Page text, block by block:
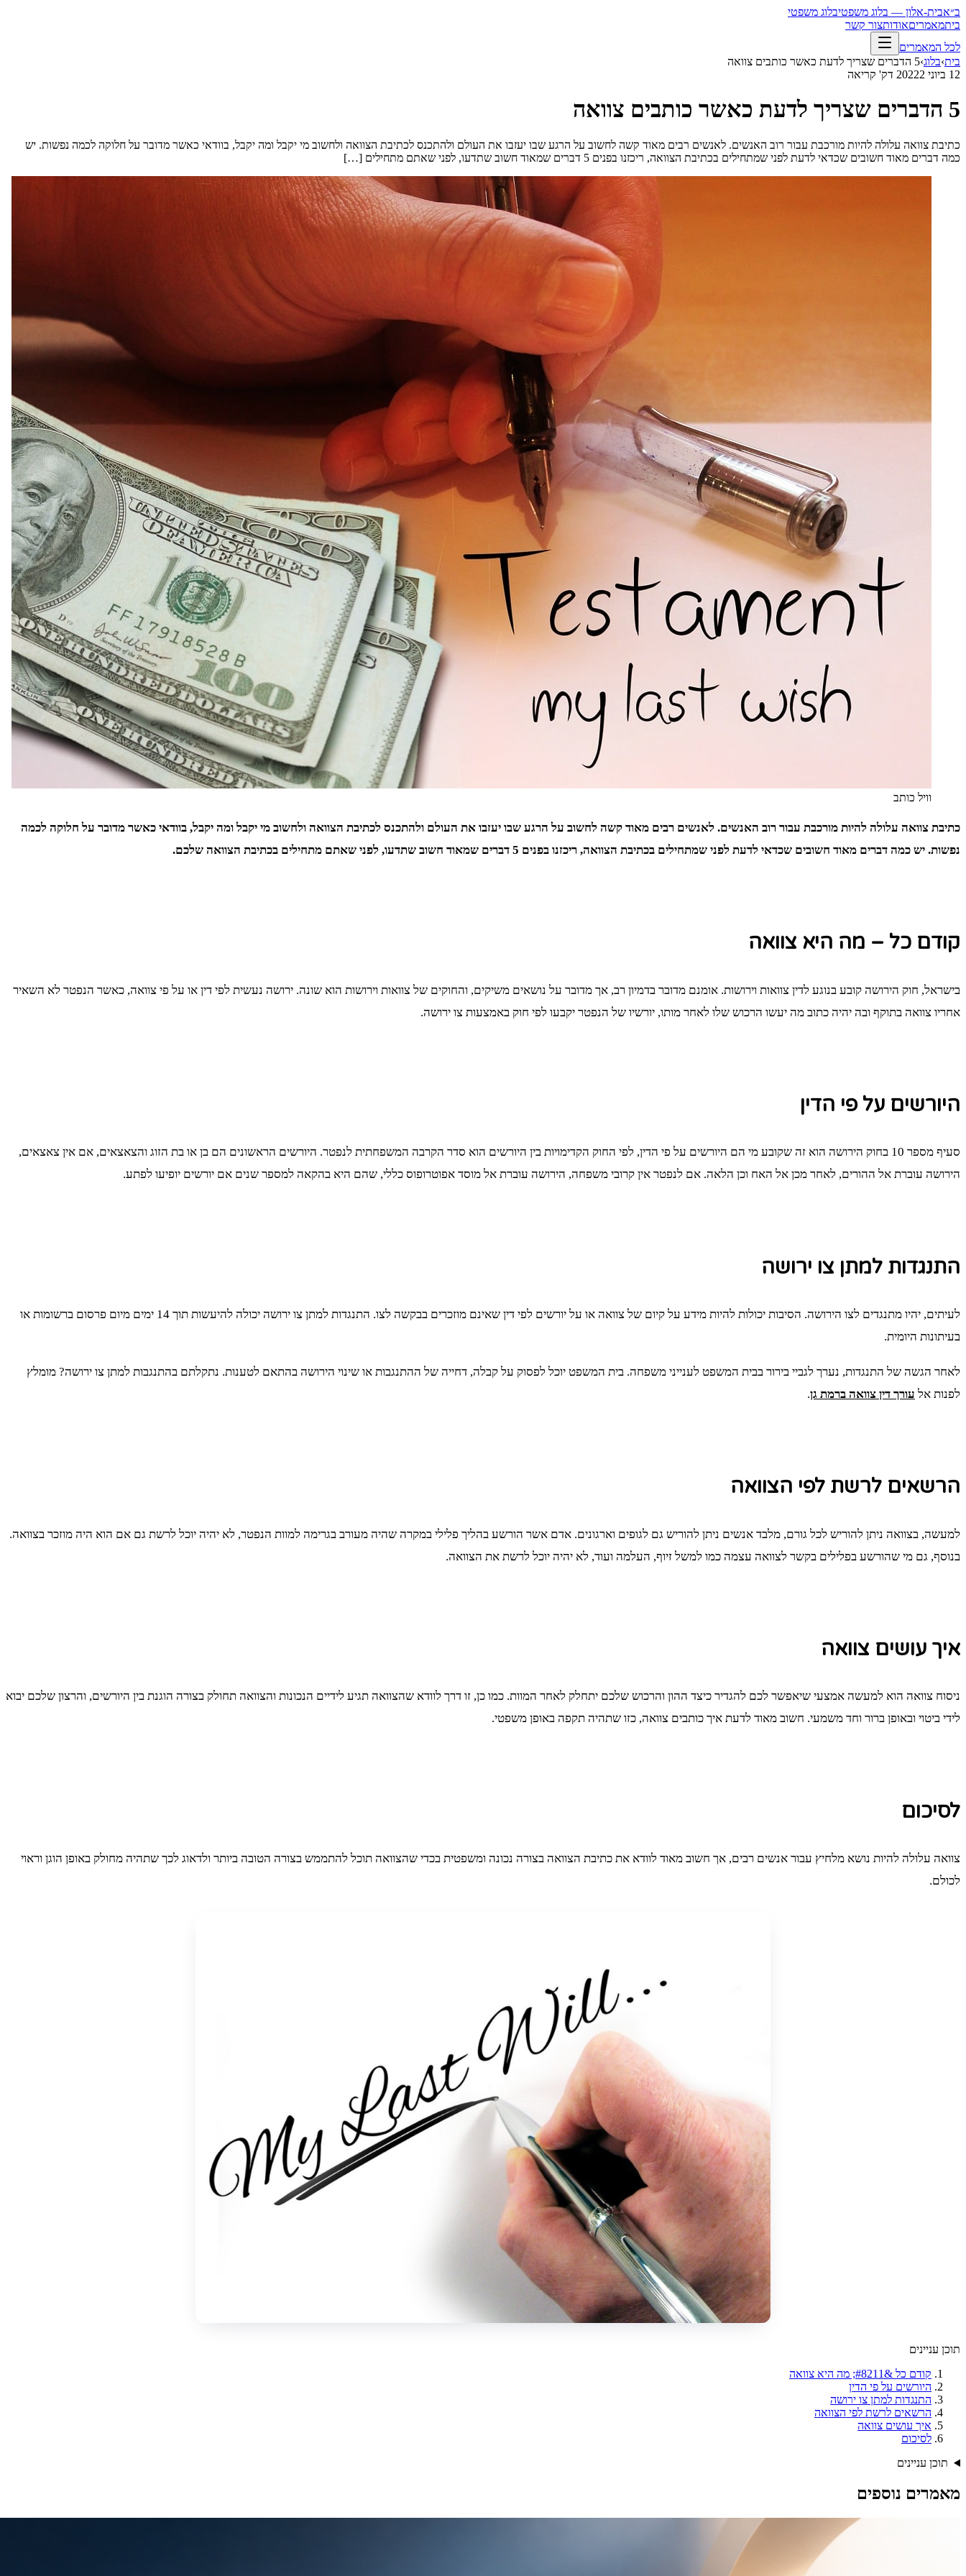
ב״אבית-אלון — בלוג משפטיבלוג משפטי
ביתמאמריםאודותצור קשר
לכל המאמרים
בית›בלוג›5 הדברים שצריך לדעת כאשר כותבים צוואה
12 ביוני 2022
2 דק' קריאה
5 הדברים שצריך לדעת כאשר כותבים צוואה
כתיבת צוואה עלולה להיות מורכבת עבור רוב האנשים. לאנשים רבים מאוד קשה לחשוב על הרגע שבו יעזבו את העולם ולהתכנס לכתיבת הצוואה ולחשוב מי יקבל ומה יקבל, בוודאי כאשר מדובר על חלוקה לכמה נפשות. יש
כמה דברים מאוד חשובים שכדאי לדעת לפני שמתחילים בכתיבת הצוואה, ריכזנו בפנים 5 דברים שמאוד חשוב שתדעו, לפני שאתם מתחילים […]
וויל כותב
כתיבת צוואה עלולה להיות מורכבת עבור רוב האנשים. לאנשים רבים מאוד קשה לחשוב על הרגע שבו יעזבו את העולם ולהתכנס לכתיבת הצוואה ולחשוב מי יקבל ומה יקבל, בוודאי כאשר מדובר על חלוקה לכמה
נפשות. יש כמה דברים מאוד חשובים שכדאי לדעת לפני שמתחילים בכתיבת הצוואה, ריכזנו בפנים 5 דברים שמאוד חשוב שתדעו, לפני שאתם מתחילים בכתיבת הצוואה שלכם.
קודם כל – מה היא צוואה
בישראל, חוק הירושה קובע בנוגע לדין צוואות וירושות. אומנם מדובר בדמיון רב, אך מדובר על נושאים משיקים, והחוקים של צוואות וירושות הוא שונה. ירושה נעשית לפי דין או על פי צוואה, כאשר הנפטר לא השאיר
אחריו צוואה בתוקף ובה יהיה כתוב מה יעשו הרכוש שלו לאחר מותו, יורשיו של הנפטר יקבעו לפי חוק באמצעות צו ירושה.
היורשים על פי הדין
סעיף מספר 10 בחוק הירושה הוא זה שקובע מי הם היורשים על פי הדין, לפי החוק הקדימויות בין היורשים הוא סדר הקרבה המשפחתית לנפטר. היורשים הראשונים הם בן או בת הזוג והצאצאים, אם אין צאצאים,
הירושה עוברת אל ההורים, לאחר מכן אל האח וכן הלאה. אם לנפטר אין קרובי משפחה, הירושה עוברת אל מוסד אפוטרופוס כללי, שהם היא בהקאה למספר שנים אם יורשים יופיעו לפתע.
התנגדות למתן צו ירושה
לעיתים, יהיו מתנגדים לצו הירושה. הסיבות יכולות להיות מידע על קיום של צוואה או על יורשים לפי דין שאינם מוזכרים בבקשה לצו. התנגדות למתן צו ירושה יכולה להיעשות תוך 14 ימים מיום פרסום ברשומות או
בעיתונות היומית.
לאחר הגשה של התנגדות, נערך לגביי בירור בבית המשפט לענייני משפחה. בית המשפט יוכל לפסוק על קבלה, דחייה של ההתנגבות או שינוי הירושה בהתאם לטענות. נתקלתם בהתנגבות למתן צו ירושה? מומלץ
לפנות אל עורך דין צוואה ברמת גן.
הרשאים לרשת לפי הצוואה
למעשה, בצוואה ניתן להוריש לכל גורם, מלבד אנשים ניתן להוריש גם לגופים וארגונים. אדם אשר הורשע בהליך פלילי במקרה שהיה מעורב בגרימה למוות הנפטר, לא יהיה יוכל לרשת גם אם הוא היה מוזכר בצוואה.
בנוסף, גם מי שהורשע בפלילים בקשר לצוואה עצמה כמו למשל זיוף, העלמה ועוד, לא יהיה יוכל לרשת את הצוואה.
איך עושים צוואה
ניסוח צוואה הוא למעשה אמצעי שיאפשר לכם להגדיר כיצד ההון והרכוש שלכם יתחלק לאחר המוות. כמו כן, זו דרך לוודא שהצוואה תגיע לידיים הנכונות והצוואה תחולק בצורה הוגנת בין היורשים, והרצון שלכם יבוא
לידי ביטוי ובאופן ברור וחד משמעי. חשוב מאוד לדעת איך כותבים צוואה, כזו שתהיה תקפה באופן משפטי.
לסיכום
צוואה עלולה להיות נושא מלחיץ עבור אנשים רבים, אך חשוב מאוד לוודא את כתיבת הצוואה בצורה נכונה ומשפטית בכדי שהצוואה תוכל להתממש בצורה הטובה ביותר ולדאוג לכך שתהיה מחולק באופן הוגן וראוי
לכולם.
תוכן עניינים
קודם כל &#8211; מה היא צוואה
היורשים על פי הדין
התנגדות למתן צו ירושה
הרשאים לרשת לפי הצוואה
איך עושים צוואה
לסיכום
תוכן עניינים
מאמרים נוספים